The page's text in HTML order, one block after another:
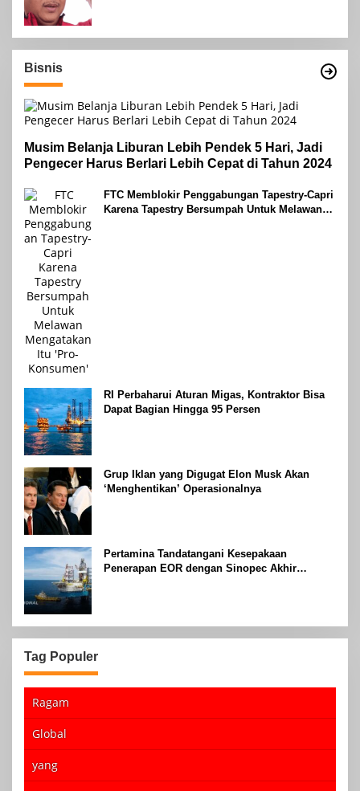
Bisnis
Musim Belanja Liburan Lebih Pendek 5 Hari, Jadi
Pengecer Harus Berlari Lebih Cepat di Tahun 2024
FTC Memblokir Penggabungan Tapestry-Capri
Karena Tapestry Bersumpah Untuk Melawan
RI Perbaharui Aturan Migas, Kontraktor Bisa
Dapat Bagian Hingga 95 Persen
Grup Iklan yang Digugat Elon Musk Akan
‘Menghentikan’ Operasionalnya
Pertamina Tandatangani Kesepakaan
Penerapan EOR dengan Sinopec Akhir
Tag Populer
Ragam
Global
yang